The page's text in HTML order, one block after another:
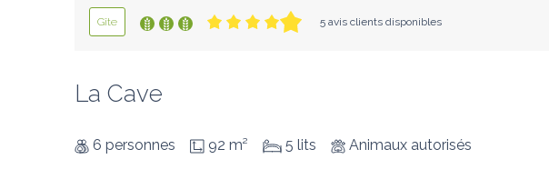
Gîte 5 avis clients disponibles
La Cave
6 personnes 92 m² 5 lits Animaux autorisés